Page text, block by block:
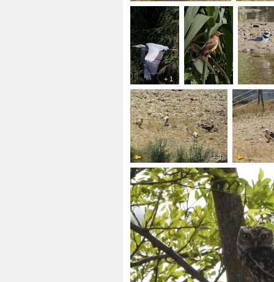
+ 1
+ 3